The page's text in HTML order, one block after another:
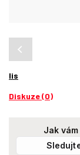
lis
Diskuze (0)
Jak